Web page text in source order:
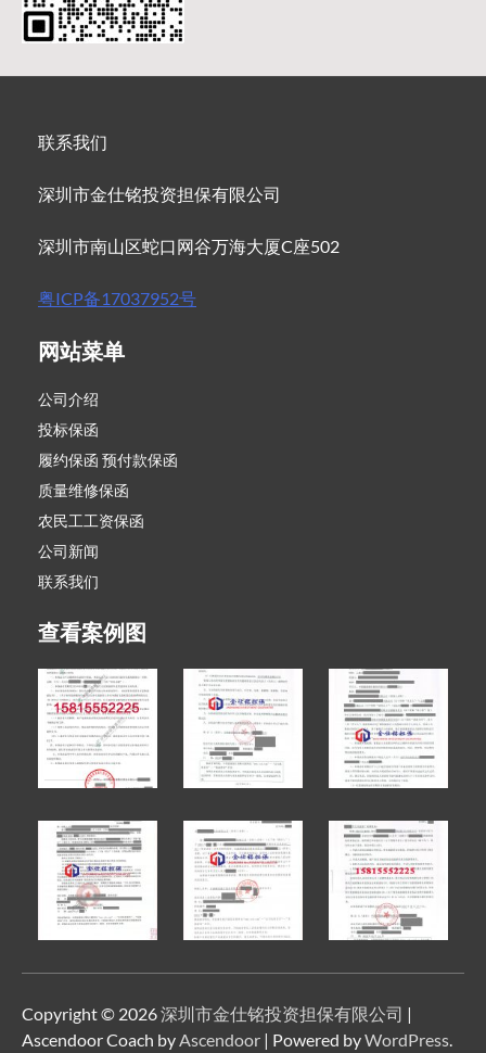
联系我们
深圳市金仕铭投资担保有限公司
深圳市南山区蛇口网谷万海大厦C座502
粤ICP备17037952号
网站菜单
公司介绍
投标保函
履约保函 预付款保函
质量维修保函
农民工工资保函
公司新闻
联系我们
查看案例图
Copyright © 2026深圳市金仕铭投资担保有限公司 |
Ascendoor Coach byAscendoor | Powered byWordPress.